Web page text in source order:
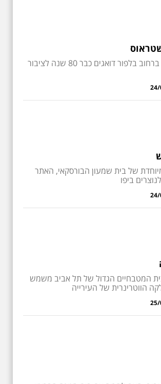
בבית שטראוס ברחוב בלפור דואגים כבר 80 שנה לציבור
של בית שמעון הבורסקאי, האתר
ביפו
המטבחיים הגדול של תל אביב משמש
הווטרינרית של העירייה